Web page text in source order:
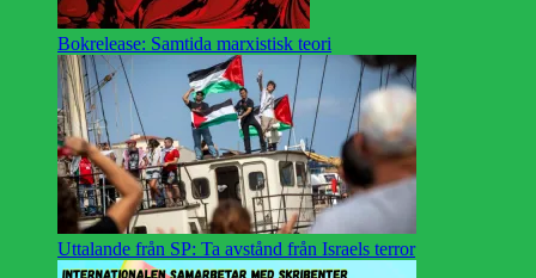
Bokrelease: Samtida marxistisk teori
Uttalande från SP: Ta avstånd från Israels terror